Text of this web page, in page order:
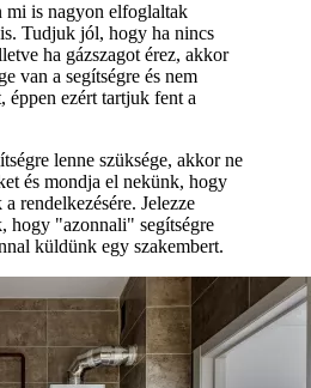
mi is nagyon elfoglaltak
Tudjuk jól, hogy ha nincs
ha gázszagot érez, akkor
van a segítségre és nem
éppen ezért tartjuk fent a
lenne szüksége, akkor ne
és mondja el nekünk, hogy
rendelkezésére. Jelezze
hogy "azonnali" segítségre
küldünk egy szakembert.